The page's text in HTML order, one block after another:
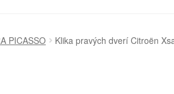
PICASSO Klika pravých dverí Citroën